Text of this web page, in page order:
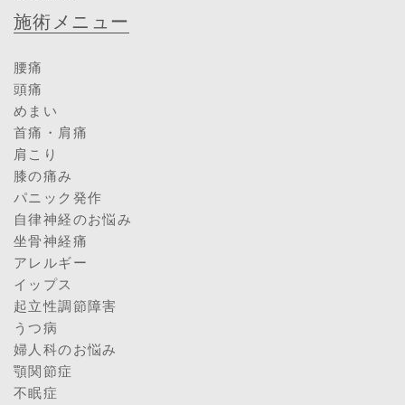
施術メニュー
腰痛
頭痛
めまい
首痛・肩痛
肩こり
膝の痛み
パニック発作
自律神経のお悩み
坐骨神経痛
アレルギー
イップス
起立性調節障害
うつ病
婦人科のお悩み
顎関節症
不眠症